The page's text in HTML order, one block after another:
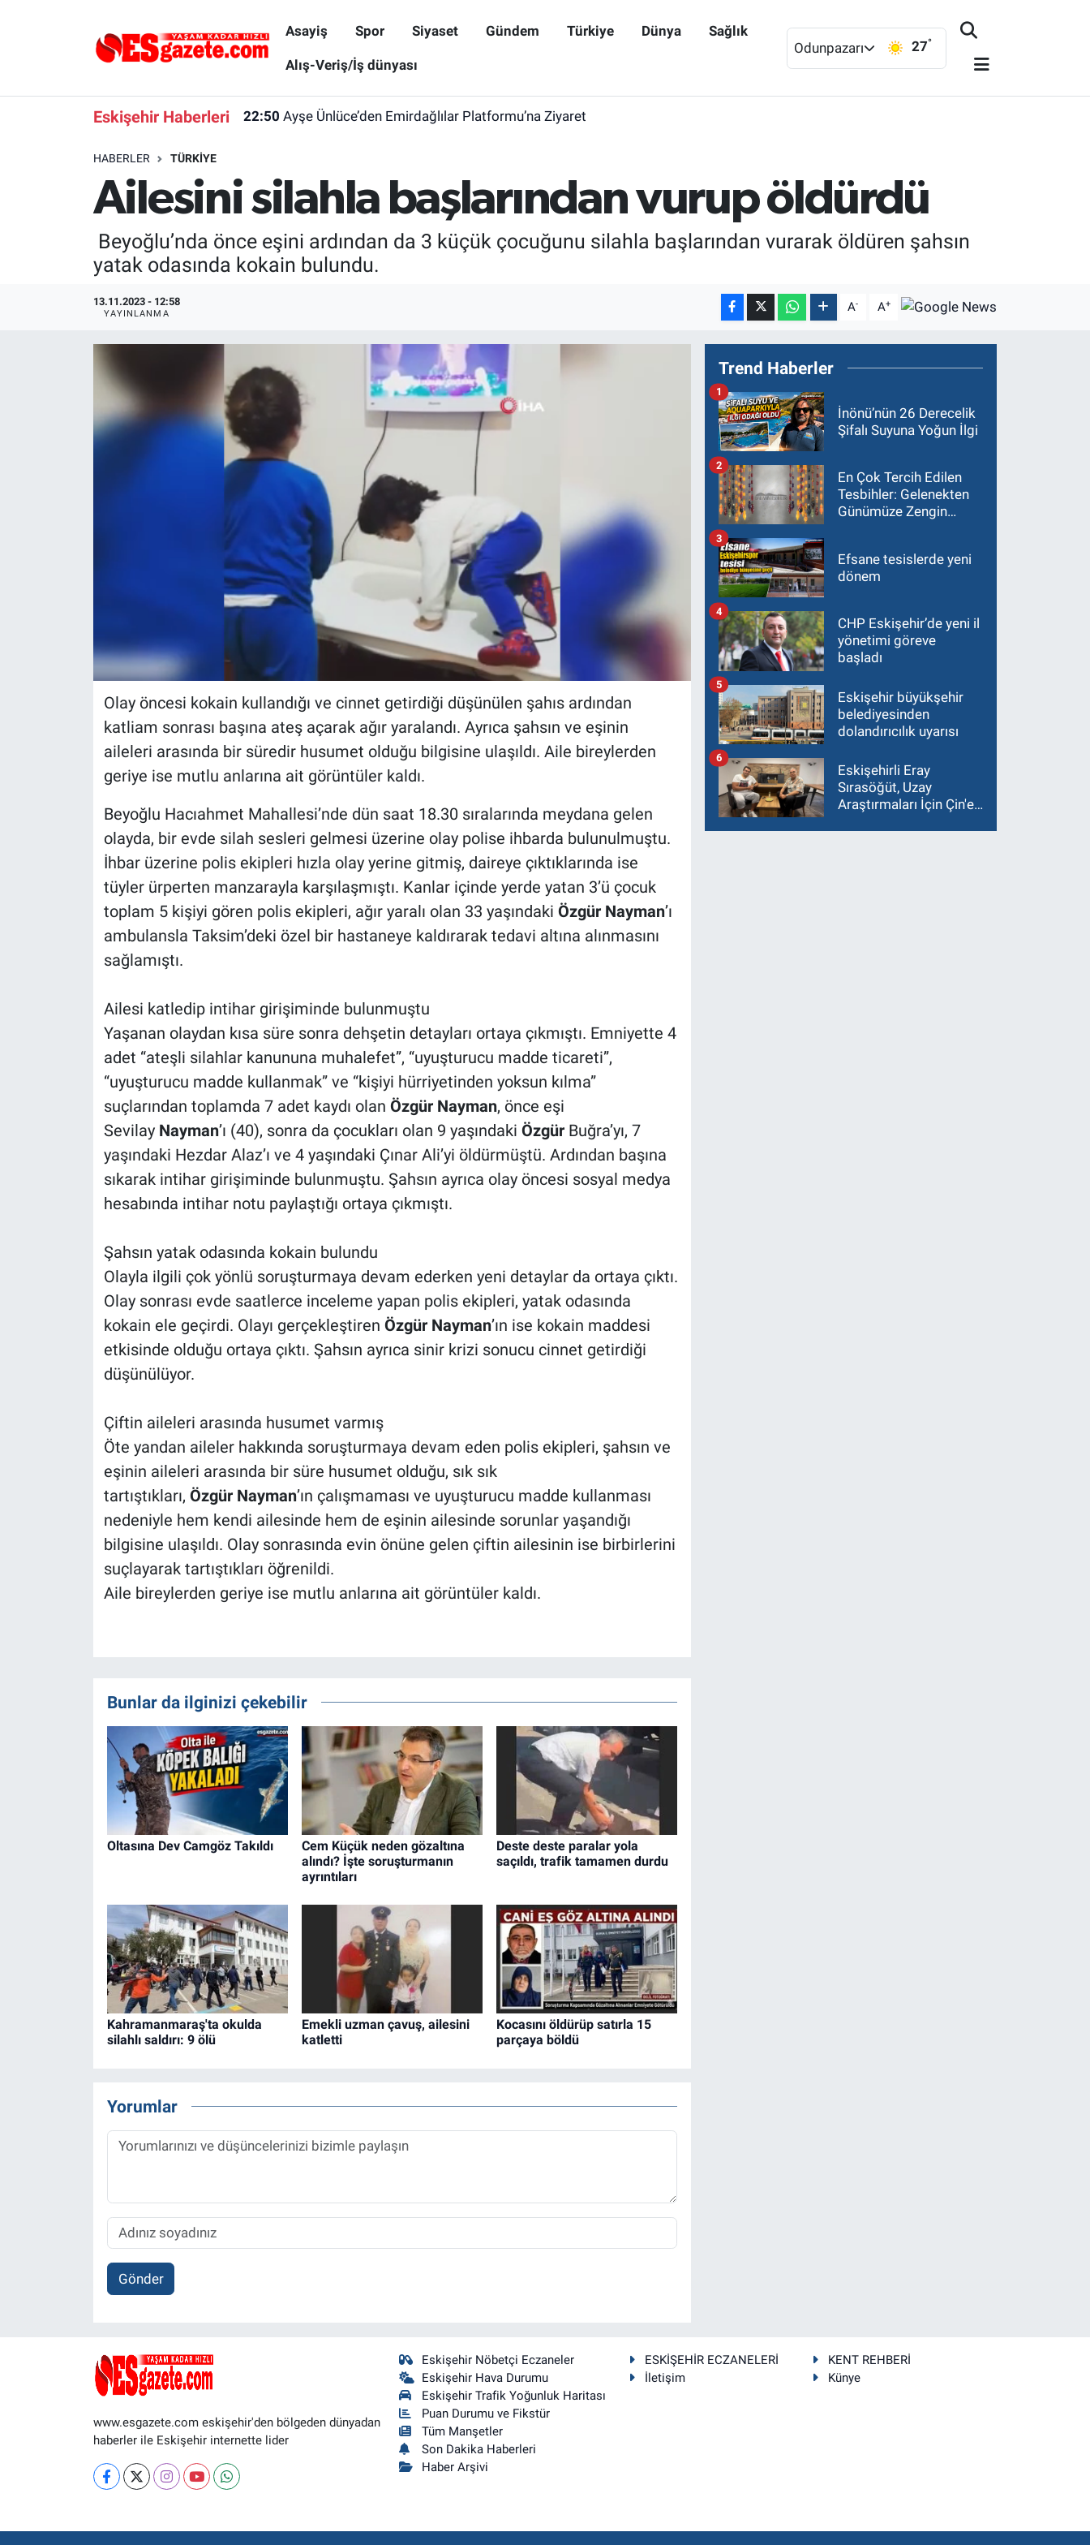
Asayiş Spor Siyaset Gündem Türkiye Dünya Sağlık
Alış-Veriş/İş dünyası
Odunpazarı 27°
Eskişehir Haberleri
22:50 Ayşe Ünlüce’den Emirdağlılar Platformu’na Ziyaret
HABERLER TÜRKIYE
Ailesini silahla başlarından vurup öldürdü
Beyoğlu’nda önce eşini ardından da 3 küçük çocuğunu silahla başlarından vurarak öldüren şahsın
yatak odasında kokain bulundu.
13.11.2023 - 12:58
YAYINLANMA A- A+
Olay öncesi kokain kullandığı ve cinnet getirdiği düşünülen şahıs ardından
katliam sonrası başına ateş açarak ağır yaralandı. Ayrıca şahsın ve eşinin
aileleri arasında bir süredir husumet olduğu bilgisine ulaşıldı. Aile bireylerden
geriye ise mutlu anlarına ait görüntüler kaldı.
Beyoğlu Hacıahmet Mahallesi’nde dün saat 18.30 sıralarında meydana gelen
olayda, bir evde silah sesleri gelmesi üzerine olay polise ihbarda bulunulmuştu.
İhbar üzerine polis ekipleri hızla olay yerine gitmiş, daireye çıktıklarında ise
tüyler ürperten manzarayla karşılaşmıştı. Kanlar içinde yerde yatan 3’ü çocuk
toplam 5 kişiyi gören polis ekipleri, ağır yaralı olan 33 yaşındaki Özgür Nayman’ı
ambulansla Taksim’deki özel bir hastaneye kaldırarak tedavi altına alınmasını
sağlamıştı.
Ailesi katledip intihar girişiminde bulunmuştu
Yaşanan olaydan kısa süre sonra dehşetin detayları ortaya çıkmıştı. Emniyette 4
adet “ateşli silahlar kanununa muhalefet”, “uyuşturucu madde ticareti”,
“uyuşturucu madde kullanmak” ve “kişiyi hürriyetinden yoksun kılma”
suçlarından toplamda 7 adet kaydı olan Özgür Nayman, önce eşi
Sevilay Nayman’ı (40), sonra da çocukları olan 9 yaşındaki ÖzgürBuğra’yı, 7
yaşındaki Hezdar Alaz’ı ve 4 yaşındaki Çınar Ali’yi öldürmüştü. Ardından başına
sıkarak intihar girişiminde bulunmuştu. Şahsın ayrıca olay öncesi sosyal medya
hesabında intihar notu paylaştığı ortaya çıkmıştı.
Şahsın yatak odasında kokain bulundu
Olayla ilgili çok yönlü soruşturmaya devam ederken yeni detaylar da ortaya çıktı.
Olay sonrası evde saatlerce inceleme yapan polis ekipleri, yatak odasında
kokain ele geçirdi. Olayı gerçekleştiren Özgür Nayman’ın ise kokain maddesi
etkisinde olduğu ortaya çıktı. Şahsın ayrıca sinir krizi sonucu cinnet getirdiği
düşünülüyor.
Çiftin aileleri arasında husumet varmış
Öte yandan aileler hakkında soruşturmaya devam eden polis ekipleri, şahsın ve
eşinin aileleri arasında bir süre husumet olduğu, sık sık
tartıştıkları, Özgür Nayman’ın çalışmaması ve uyuşturucu madde kullanması
nedeniyle hem kendi ailesinde hem de eşinin ailesinde sorunlar yaşandığı
bilgisine ulaşıldı. Olay sonrasında evin önüne gelen çiftin ailesinin ise birbirlerini
suçlayarak tartıştıkları öğrenildi.
Aile bireylerden geriye ise mutlu anlarına ait görüntüler kaldı.
Bunlar da ilginizi çekebilir
Oltasına Dev Camgöz Takıldı
Cem Küçük neden gözaltına
alındı? İşte soruşturmanın
ayrıntıları
Deste deste paralar yola
saçıldı, trafik tamamen durdu
Kahramanmaraş'ta okulda
silahlı saldırı: 9 ölü
Emekli uzman çavuş, ailesini
katletti
Kocasını öldürüp satırla 15
parçaya böldü
Yorumlar
Gönder
Trend Haberler
İnönü’nün 26 Derecelik
Şifalı Suyuna Yoğun İlgi
1
En Çok Tercih Edilen
Tesbihler: Gelenekten
Günümüze Zengin
2
Efsane tesislerde yeni
dönem
3
CHP Eskişehir’de yeni il
yönetimi göreve
başladı
4
Eskişehir büyükşehir
belediyesinden
dolandırıcılık uyarısı
5
Eskişehirli Eray
Sırasöğüt, Uzay
Araştırmaları İçin Çin'e
6
www.esgazete.com eskişehir'den bölgeden dünyadan
haberler ile Eskişehir internette lider
Eskişehir Nöbetçi Eczaneler
Eskişehir Hava Durumu
Eskişehir Trafik Yoğunluk Haritası
Puan Durumu ve Fikstür
Tüm Manşetler
Son Dakika Haberleri
Haber Arşivi
ESKİŞEHİR ECZANELERİ
KENT REHBERİ
İletişim
Künye
Eskişehirspor Arşivi
Röportaj
Ekonomi
Magazin
Bilim ve Teknoloji
Eskişehir Nöbetçi Eczaneler
Süper Lig Puan Durumu ve Fikstür
Son Dakika Haberleri
Haber Arşivi